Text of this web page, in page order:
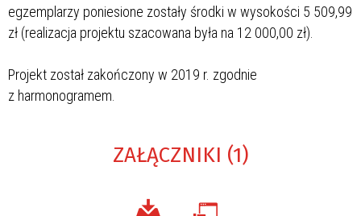
egzemplarzy poniesione zostały środki w wysokości 5 509,99
zł (realizacja projektu szacowana była na 12 000,00 zł).
Projekt został zakończony w 2019 r. zgodnie
z harmonogramem.
ZAŁĄCZNIKI (1)